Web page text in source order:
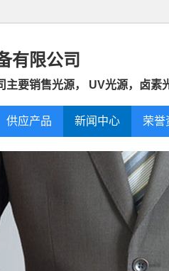
有限公司
主要销售光源， UV光源，卤素
供应产品 新闻中心 荣誉